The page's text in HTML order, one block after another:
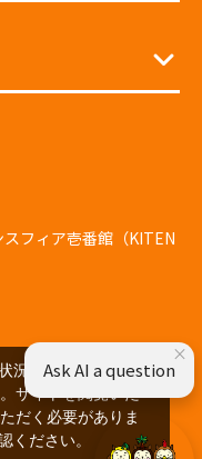
フィア壱番館（KITEN
況の解析、広告配
サイトを閲覧いた
だく必要がありま
ください。
×
Ask AI a question